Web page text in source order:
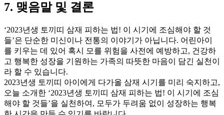
7. 맺음말 및 결론
‘2023년생 토끼띠 삼재 피하는 법! 이 시기에 조심해야 할 것
들’은 단순한 미신이나 전통의 이야기가 아닙니다. 어린아이
를 키우는 데 있어 혹시 모를 위험을 사전에 예방하고, 건강하
고 행복한 성장을 기원하는 가족의 따뜻한 마음이 담긴 실천이
라 할 수 있습니다.
2023년생 토끼띠 아이에게 다가올 삼재 시기를 미리 숙지하고,
오늘 소개한 ‘2023년생 토끼띠 삼재 피하는 법! 이 시기에 조심
해야 할 것들’을 실천하여, 모두가 두려움 없이 성장하는 행복